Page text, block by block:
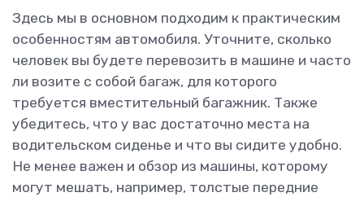
Здесь мы в основном подходим к практическим
особенностям автомобиля. Уточните, сколько
человек вы будете перевозить в машине и часто
ли возите с собой багаж, для которого
требуется вместительный багажник. Также
убедитесь, что у вас достаточно места на
водительском сиденье и что вы сидите удобно.
Не менее важен и обзор из машины, которому
могут мешать, например, толстые передние